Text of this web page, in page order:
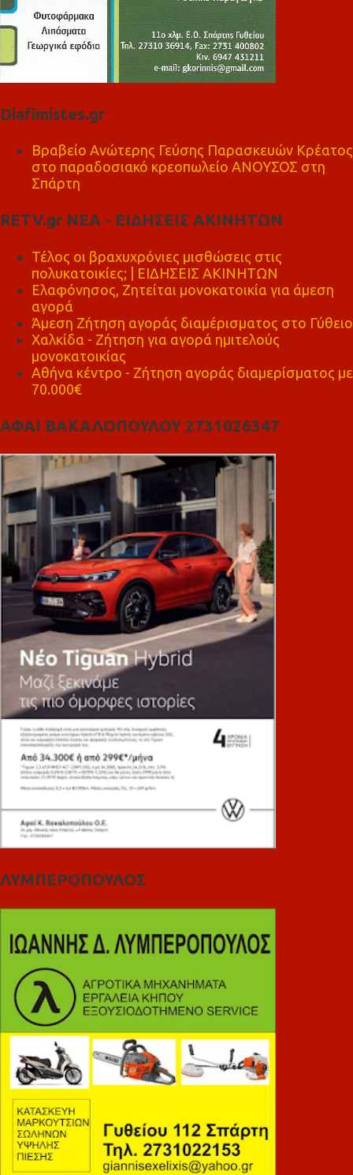
Diafimistes.gr
Βραβείο Ανώτερης Γεύσης Παρασκευών Κρέατος
στο παραδοσιακό κρεοπωλείο ΑΝΟΥΣΟΣ στη
Σπάρτη
RETV.gr ΝΕΑ - ΕΙΔΗΣΕΙΣ ΑΚΙΝΗΤΩΝ
Τέλος οι βραχυχρόνιες μισθώσεις στις
πολυκατοικίες; | ΕΙΔΗΣΕΙΣ ΑΚΙΝΗΤΩΝ
Ελαφόνησος, Ζητείται μονοκατοικία για άμεση
αγορά
Άμεση Ζήτηση αγοράς διαμέρισματος στο Γύθειο
Χαλκίδα - Ζήτηση για αγορά ημιτελούς
μονοκατοικίας
Αθήνα κέντρο - Ζήτηση αγοράς διαμερίσματος με
70.000€
ΑΦΑΙ ΒΑΚΑΛΟΠΟΥΛΟΥ 2731026347
ΛΥΜΠΕΡΟΠΟΥΛΟΣ